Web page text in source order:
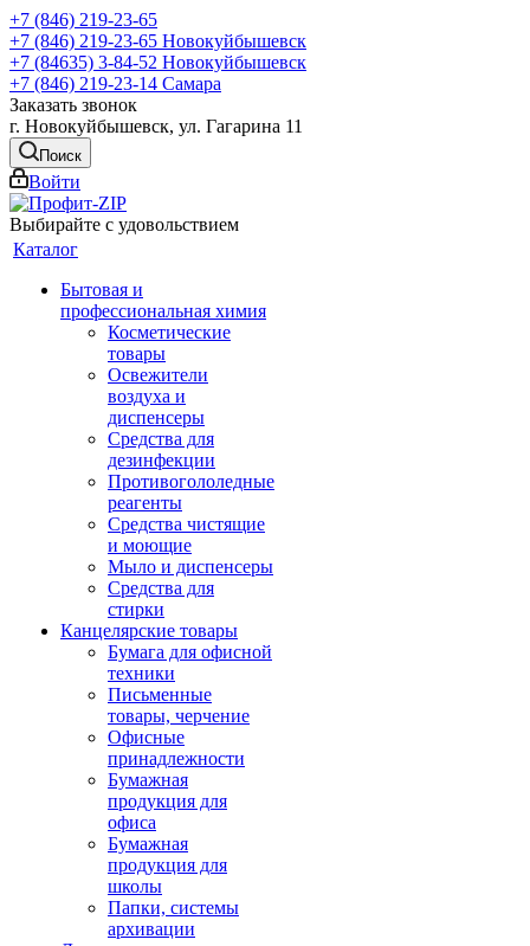
+7 (846) 219-23-65
+7 (846) 219-23-65 Новокуйбышевск
+7 (84635) 3-84-52 Новокуйбышевск
+7 (846) 219-23-14 Самара
Заказать звонок
г. Новокуйбышевск, ул. Гагарина 11
Поиск
Войти
Выбирайте с удовольствием
Каталог
Бытовая и
профессиональная химия
Косметические
товары
Освежители
воздуха и
диспенсеры
Средства для
дезинфекции
Противогололедные
реагенты
Средства чистящие
и моющие
Мыло и диспенсеры
Средства для
стирки
Канцелярские товары
Бумага для офисной
техники
Письменные
товары, черчение
Офисные
принадлежности
Бумажная
продукция для
офиса
Бумажная
продукция для
школы
Папки, системы
архивации